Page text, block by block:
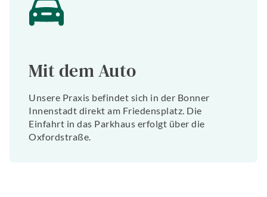
Mit dem Auto
Unsere Praxis befindet sich in der Bonner
Innenstadt direkt am Friedensplatz. Die
Einfahrt in das Parkhaus erfolgt über die
Oxfordstraße.